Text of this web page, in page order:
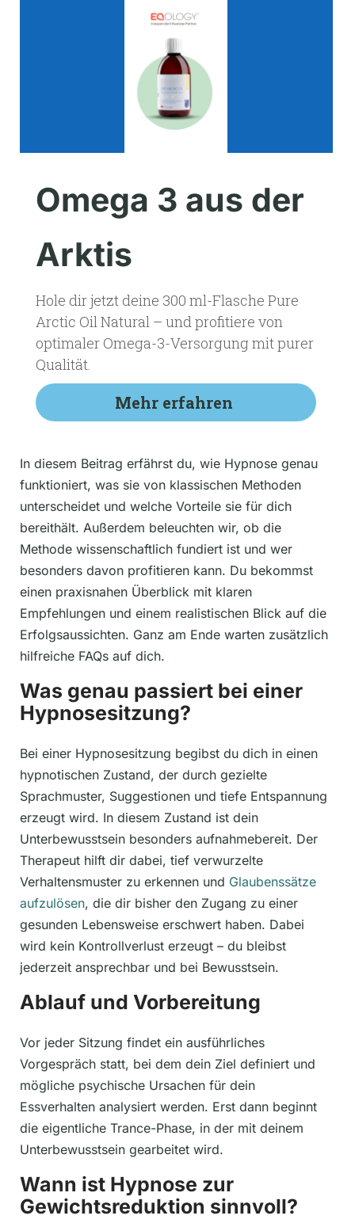
Omega 3 aus der
Arktis
Hole dir jetzt deine 300 ml-Flasche Pure
Arctic Oil Natural – und profitiere von
optimaler Omega-3-Versorgung mit purer
Qualität.
Mehr erfahren
In diesem Beitrag erfährst du, wie Hypnose genau
funktioniert, was sie von klassischen Methoden
unterscheidet und welche Vorteile sie für dich
bereithält. Außerdem beleuchten wir, ob die
Methode wissenschaftlich fundiert ist und wer
besonders davon profitieren kann. Du bekommst
einen praxisnahen Überblick mit klaren
Empfehlungen und einem realistischen Blick auf die
Erfolgsaussichten. Ganz am Ende warten zusätzlich
hilfreiche FAQs auf dich.
Was genau passiert bei einer
Hypnosesitzung?
Bei einer Hypnosesitzung begibst du dich in einen
hypnotischen Zustand, der durch gezielte
Sprachmuster, Suggestionen und tiefe Entspannung
erzeugt wird. In diesem Zustand ist dein
Unterbewusstsein besonders aufnahmebereit. Der
Therapeut hilft dir dabei, tief verwurzelte
Verhaltensmuster zu erkennen und Glaubenssätze
aufzulösen, die dir bisher den Zugang zu einer
gesunden Lebensweise erschwert haben. Dabei
wird kein Kontrollverlust erzeugt – du bleibst
jederzeit ansprechbar und bei Bewusstsein.
Ablauf und Vorbereitung
Vor jeder Sitzung findet ein ausführliches
Vorgespräch statt, bei dem dein Ziel definiert und
mögliche psychische Ursachen für dein
Essverhalten analysiert werden. Erst dann beginnt
die eigentliche Trance-Phase, in der mit deinem
Unterbewusstsein gearbeitet wird.
Wann ist Hypnose zur
Gewichtsreduktion sinnvoll?